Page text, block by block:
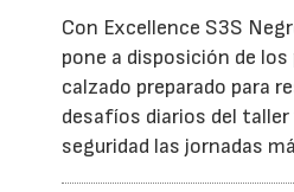
Con Excellence S3S
pone a disposición de
calzado preparado para
desafíos diarios del
seguridad las jornadas